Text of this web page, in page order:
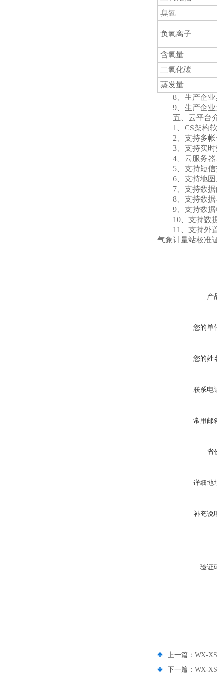
臭氧
负氧离子
含氧量
二氧化碳
蒸发量
8、生产企业
9、生产企业
五、云平台
1、CS架构软
2、支持多帐
3、支持实时
4、云服务器
5、支持短信
6、支持地图
7、支持数据
8、支持数据
9、支持数据转
10、支持数据
11、支持外置
气象计量站校准
产
您的单
您的姓
联系电
常用邮
省
详细地
补充说
验证
上一篇： WX-
下一篇： WX-